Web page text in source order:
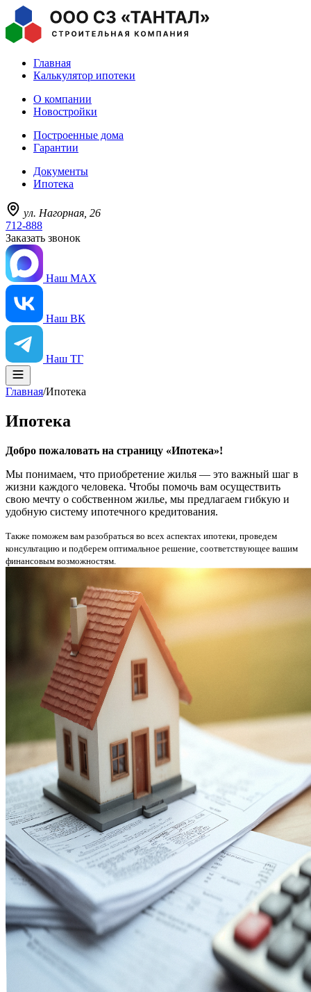
Главная
Калькулятор ипотеки
О компании
Новостройки
Построенные дома
Гарантии
Документы
Ипотека
ул. Нагорная, 26
712-888
Заказать звонок
Наш MAX
Наш ВК
Наш ТГ
Главная/Ипотека
Ипотека
Добро пожаловать на страницу «Ипотека»!
Мы понимаем, что приобретение жилья — это важный шаг в
жизни каждого человека. Чтобы помочь вам осуществить
свою мечту о собственном жилье, мы предлагаем гибкую и
удобную систему ипотечного кредитования.
Также поможем вам разобраться во всех аспектах ипотеки, проведем
консультацию и подберем оптимальное решение, соответствующее вашим
финансовым возможностям.